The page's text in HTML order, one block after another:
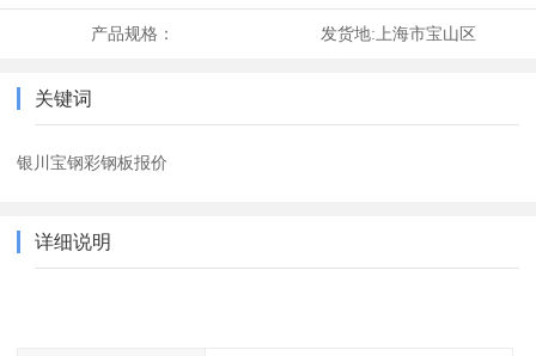
产品规格： 发货地: 上海市宝山区
关键词
银川宝钢彩钢板报价
详细说明